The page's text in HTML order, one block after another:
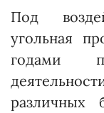
Под
угольная
годами
различных